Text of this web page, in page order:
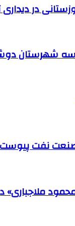
در دیداری
صنعت نفت پیوست
ملاجباری»